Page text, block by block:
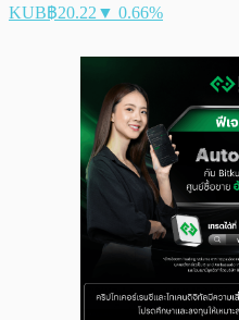
KUB฿20.22 ▼ 0.66%